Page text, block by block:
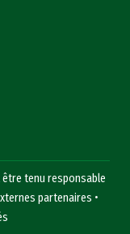
tenu responsable
partenaires •